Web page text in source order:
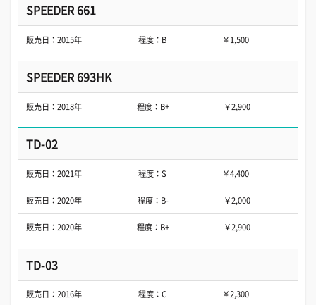
SPEEDER 661
販売日：2015年 程度：B ￥1,500
SPEEDER 693HK
販売日：2018年 程度：B+ ￥2,900
TD-02
販売日：2021年 程度：S ￥4,400
販売日：2020年 程度：B- ￥2,000
販売日：2020年 程度：B+ ￥2,900
TD-03
販売日：2016年 程度：C ￥2,300